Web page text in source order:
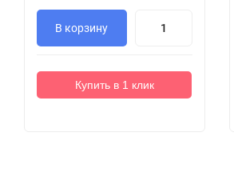
В корзину
Купить в 1 клик